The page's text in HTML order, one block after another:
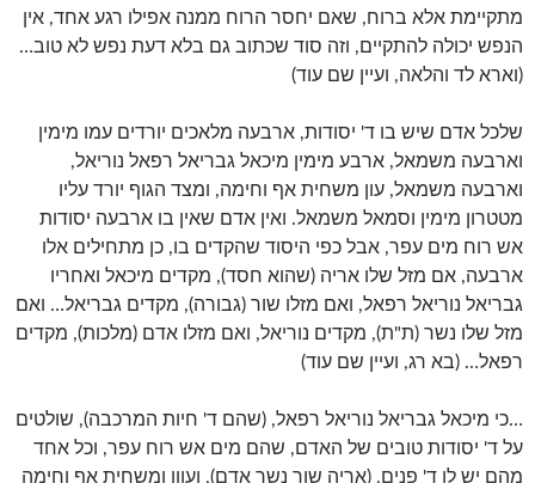
מתקיימת אלא ברוח, שאם יחסר הרוח ממנה אפילו רגע אחד, אין
הנפש יכולה להתקיים, וזה סוד שכתוב גם בלא דעת נפש לא טוב…
(וארא לד והלאה, ועיין שם עוד)
שלכל אדם שיש בו ד' יסודות, ארבעה מלאכים יורדים עמו מימין
וארבעה משמאל, ארבע מימין מיכאל גבריאל רפאל נוריאל,
וארבעה משמאל, עון משחית אף וחימה, ומצד הגוף יורד עליו
מטטרון מימין וסמאל משמאל. ואין אדם שאין בו ארבעה יסודות
אש רוח מים עפר, אבל כפי היסוד שהקדים בו, כן מתחילים אלו
ארבעה, אם מזל שלו אריה (שהוא חסד), מקדים מיכאל ואחריו
גבריאל נוריאל רפאל, ואם מזלו שור (גבורה), מקדים גבריאל… ואם
מזל שלו נשר (ת"ת), מקדים נוריאל, ואם מזלו אדם (מלכות), מקדים
רפאל… (בא רג, ועיין שם עוד)
…כי מיכאל גבריאל נוריאל רפאל, (שהם ד' חיות המרכבה), שולטים
על ד' יסודות טובים של האדם, שהם מים אש רוח עפר, וכל אחד
מהם יש לו ד' פנים, (אריה שור נשר אדם), ועוון ומשחית אף וחימה